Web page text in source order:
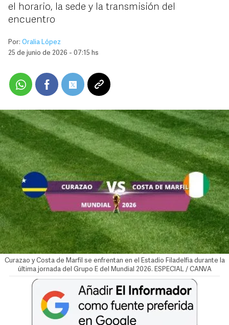
el horario, la sede y la transmisión del
encuentro
Por: Oralia López
25 de junio de 2026 - 07:15 hs
Curazao y Costa de Marfil se enfrentan en el Estadio Filadelfia durante la
última jornada del Grupo E del Mundial 2026. ESPECIAL / CANVA